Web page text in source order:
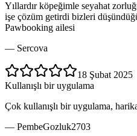
Yıllardır köpeğimle seyahat
işe çözüm getirdi bizleri
Pawbooking ailesi
— Sercova
18 Şubat 2025
Kullanışlı bir uygulama
Çok kullanışlı bir uygulama,
— PembeGozluk2703